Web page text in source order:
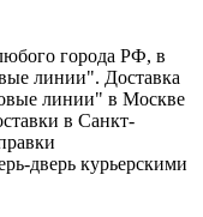
города РФ, в
линии". Доставка
линии" в Москве
в Санкт-
дверь курьерскими